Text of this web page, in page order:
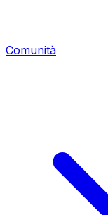
Comunità